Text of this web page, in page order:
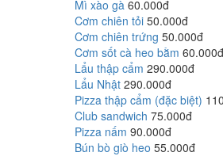
Mì xào gà 60.000đ
Cơm chiên tỏi 50.000đ
Cơm chiên trứng 50.000đ
Cơm sốt cà heo bằm 60.000đ
Lẩu thập cẩm 290.000đ
Lẩu Nhật 290.000đ
Pizza thập cẩm (đặc biệt)
Club sandwich 75.000đ
Pizza nấm 90.000đ
Bún bò giò heo 55.000đ